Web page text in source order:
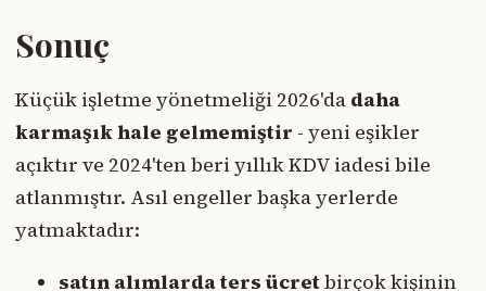
Sonuç
Küçük işletme yönetmeliği 2026'da daha
karmaşık hale gelmemiştir - yeni eşikler
açıktır ve 2024'ten beri yıllık KDV iadesi bile
atlanmıştır. Asıl engeller başka yerlerde
yatmaktadır:
satın alımlarda ters ücretbirçok kişinin